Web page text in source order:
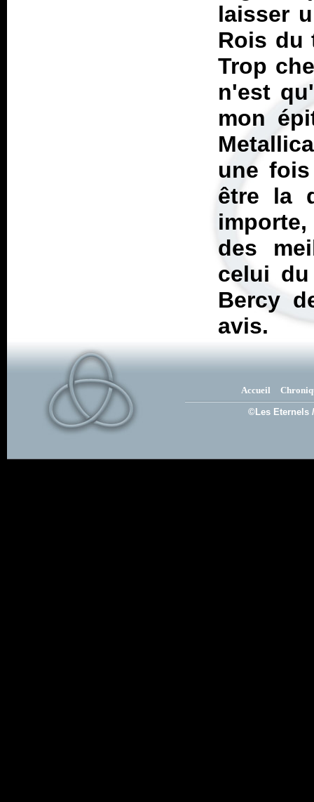
laisser
Rois
Trop
n'est
mon
une
être la
des
celui
Bercy
avis.
Accueil
©Les Eternels